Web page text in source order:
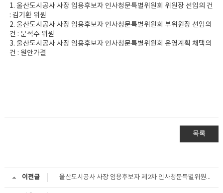
1. 울산도시공사 사장 임용후보자 인사청문특별위원회 위원장 선임의 건
: 김기환 위원
2. 울산도시공사 사장 임용후보자 인사청문특별위원회 부위원장 선임의
건 : 문석주 위원
3. 울산도시공사 사장 임용후보자 인사청문특별위원회 운영계획 채택의
건 : 원안가결
목록
이전글 울산도시공사 사장 임용후보자 제2차 인사청문특별위원회 회의결과